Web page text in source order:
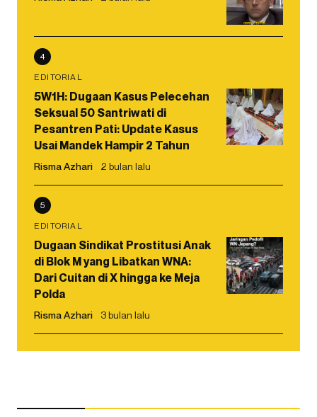
4
EDITORIAL
5W1H: Dugaan Kasus Pelecehan
Seksual 50 Santriwati di
Pesantren Pati: Update Kasus
Usai Mandek Hampir 2 Tahun
Risma Azhari 2 bulan lalu
5
EDITORIAL
Dugaan Sindikat Prostitusi Anak
di Blok M yang Libatkan WNA:
Dari Cuitan di X hingga ke Meja
Polda
Risma Azhari 3 bulan lalu